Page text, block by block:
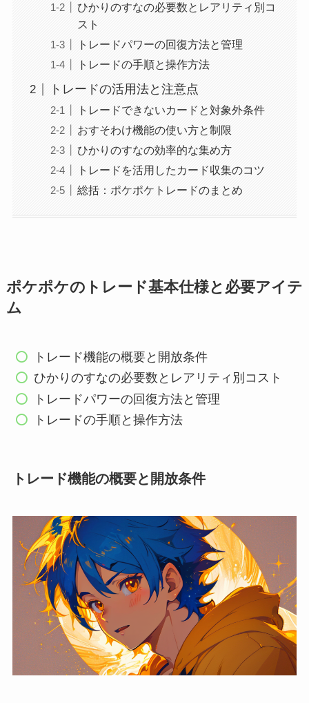
ひかりのすなの必要数とレアリティ別コ
スト
トレードパワーの回復方法と管理
トレードの手順と操作方法
トレードの活用法と注意点
トレードできないカードと対象外条件
おすそわけ機能の使い方と制限
ひかりのすなの効率的な集め方
トレードを活用したカード収集のコツ
総括：ポケポケトレードのまとめ
ポケポケのトレード基本仕様と必要アイテ
ム
トレード機能の概要と開放条件
ひかりのすなの必要数とレアリティ別コスト
トレードパワーの回復方法と管理
トレードの手順と操作方法
トレード機能の概要と開放条件